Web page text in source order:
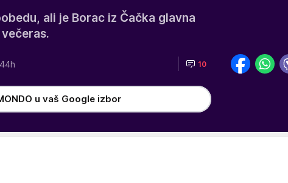
ali je Borac iz Čačka glavna
10
u vaš Google izbor